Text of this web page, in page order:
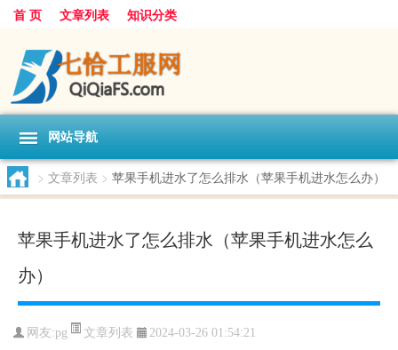
首 页 文章列表 知识分类
网站导航
> 文章列表 > 苹果手机进水了怎么排水（苹果手机进水怎么办）
苹果手机进水了怎么排水（苹果手机进水怎么
办）
网友:pg 文章列表 2024-03-26 01:54:21